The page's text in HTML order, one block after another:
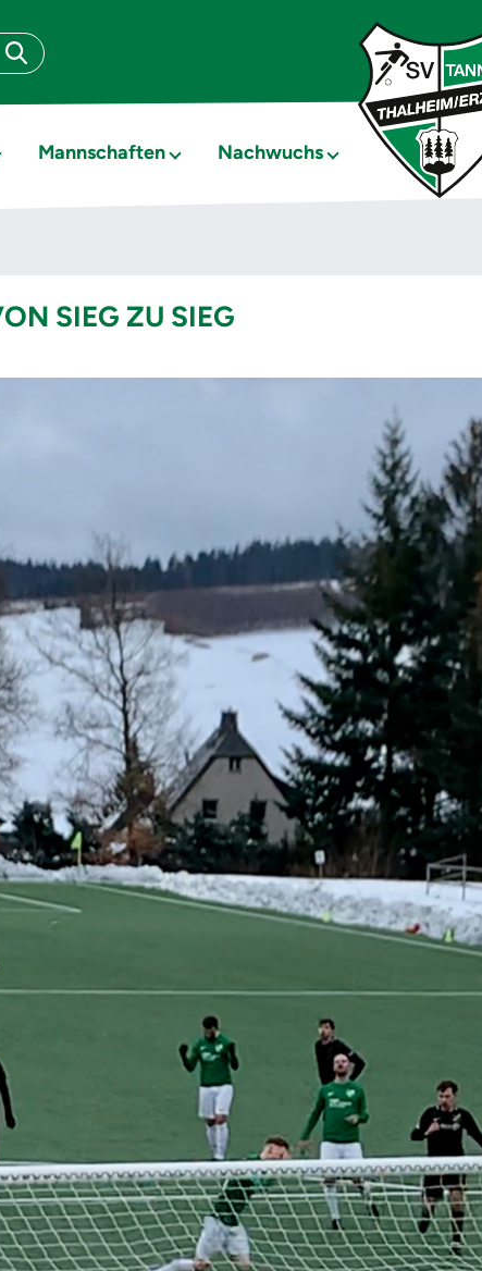
Mannschaften Nachwuchs
SIEG ZU SIEG